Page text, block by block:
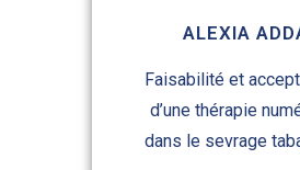
ALEXIA
Faisabilité et
d’une thérapie
dans le sevrage